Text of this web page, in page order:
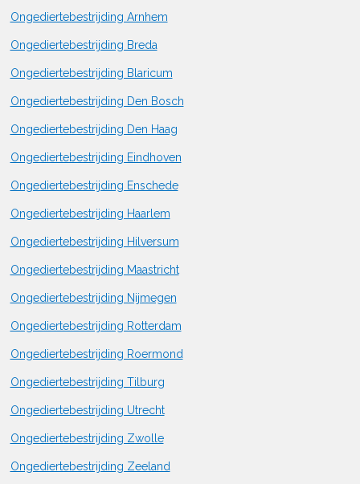
Ongediertebestrijding Arnhem
Ongediertebestrijding Breda
Ongediertebestrijding Blaricum
Ongediertebestrijding Den Bosch
Ongediertebestrijding Den Haag
Ongediertebestrijding Eindhoven
Ongediertebestrijding Enschede
Ongediertebestrijding Haarlem
Ongediertebestrijding Hilversum
Ongediertebestrijding Maastricht
Ongediertebestrijding Nijmegen
Ongediertebestrijding Rotterdam
Ongediertebestrijding Roermond
Ongediertebestrijding Tilburg
Ongediertebestrijding Utrecht
Ongediertebestrijding Zwolle
Ongediertebestrijding Zeeland